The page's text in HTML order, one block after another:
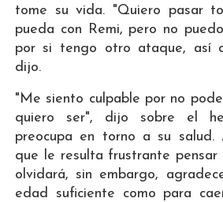
tome su vida. "Quiero pasar
pueda con Remi, pero no
por si tengo otro ataque, así
dijo.
"Me siento culpable por no
quiero ser", dijo sobre el
preocupa en torno a su salud.
que le resulta frustrante pensar
olvidará, sin embargo,
edad suficiente como para